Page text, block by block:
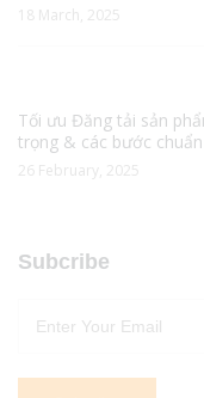
18 March, 2025
Tối ưu Đăng tải sản
trọng & các bước
26 February, 2025
Subcribe